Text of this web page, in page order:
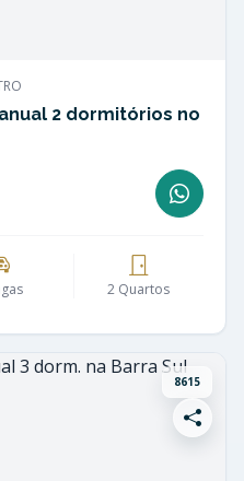
2 dormitórios no
2 Quartos
8615